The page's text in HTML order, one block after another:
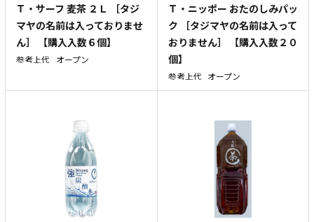
Ｔ・サーフ 麦茶 ２Ｌ ［タジ
マヤの名前は入っておりませ
ん］ 【購入入数６個】
参考上代 オープン
Ｔ・ニッポー おたのしみパッ
ク ［タジマヤの名前は入って
おりません］ 【購入入数２０
個】
参考上代 オープン